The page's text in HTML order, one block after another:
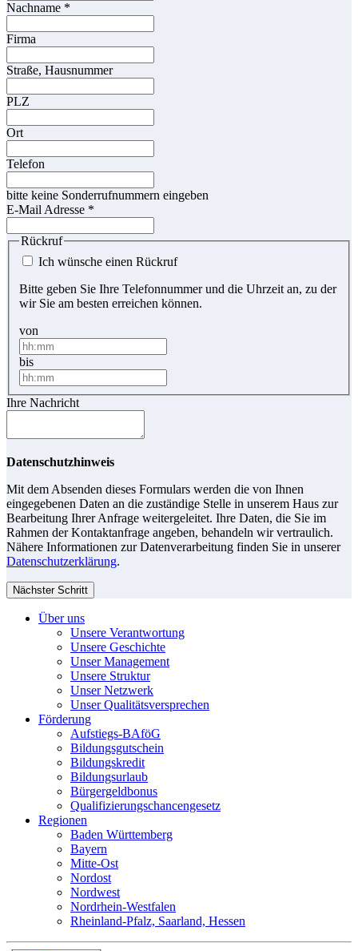
Nachname *
Firma
Straße, Hausnummer
PLZ
Ort
Telefon
bitte keine Sonderrufnummern eingeben
E-Mail Adresse *
Rückruf
Ich wünsche einen Rückruf
Bitte geben Sie Ihre Telefonnummer und die Uhrzeit an, zu der
wir Sie am besten erreichen können.
von
bis
Ihre Nachricht
Datenschutzhinweis
Mit dem Absenden dieses Formulars werden die von Ihnen
eingegebenen Daten an die zuständige Stelle in unserem Haus zur
Bearbeitung Ihrer Anfrage weitergeleitet. Ihre Daten, die Sie im
Rahmen der Kontaktanfrage angeben, behandeln wir vertraulich.
Nähere Informationen zur Datenverarbeitung finden Sie in unserer
Datenschutzerklärung.
Nächster Schritt
Über uns
Unsere Verantwortung
Unsere Geschichte
Unser Management
Unsere Struktur
Unser Netzwerk
Unser Qualitätsversprechen
Förderung
Aufstiegs-BAföG
Bildungsgutschein
Bildungskredit
Bildungsurlaub
Bürgergeldbonus
Qualifizierungschancengesetz
Regionen
Baden Württemberg
Bayern
Mitte-Ost
Nordost
Nordwest
Nordrhein-Westfalen
Rheinland-Pfalz, Saarland, Hessen